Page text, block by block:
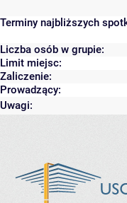
Terminy najbliższych
Liczba osób w grupie:
Limit miejsc:
Zaliczenie:
Prowadzący:
Uwagi: